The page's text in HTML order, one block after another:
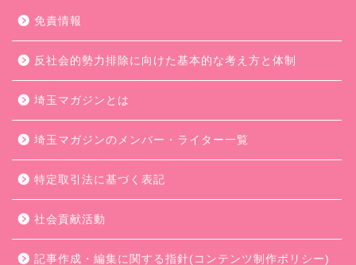
免責情報
反社会的勢力排除に向けた基本的な考え方と体制
埼玉マガジンとは
埼玉マガジンのメンバー・ライター一覧
特定取引法に基づく表記
社会貢献活動
記事作成・編集に関する指針(コンテンツ制作ポリシー)